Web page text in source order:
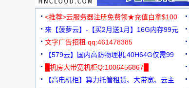
<推荐>云服务器注册免费领★充值白拿$100
来【菠萝云】-【买2月送1月】16G内存99元
文字广告招租 qq:461478385
【579云】国内高防物理机,40H64G仅需99
元
█机房大带宽机柜Q:1006456867█
【高电机柜】算力托管租赁、大带宽、云主